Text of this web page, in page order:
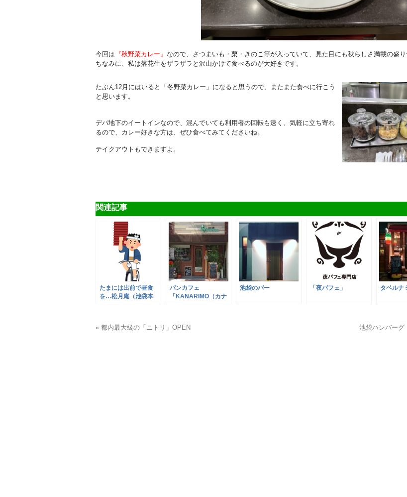
今回は 『秋野菜カレー』 なので、さつまいも・栗・きのこ等が入っていて、見た目にも秋らしさ満載の盛り
ちなみに、私は落花生をザラザラと沢山かけて食べるのが大好きです。
たぶん12月にはいると「冬野菜カレー」になると思うので、またまた食べに行こう
と思います。
デパ地下のイートインなので、混んでいても利用者の回転も速く、気軽に立ち寄れ
るので、カレー好きな方は、ぜひ食べてみてくださいね。
テイクアウトもできますよ。
関連記事
たまには出前で昼食
を…松月庵（池袋本
パンカフェ
「KANARIMO（カナ
池袋のバー 「夜パフェ」 タベルナ
« 都内最大級の「ニトリ」OPEN 池袋ハンバー